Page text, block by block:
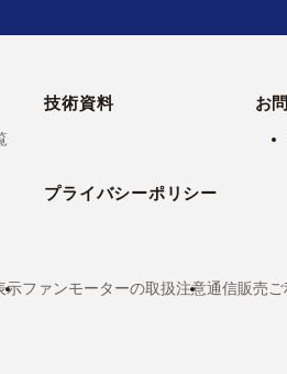
技術資料 お
プライバシーポリシー
示ファンモーターの取扱注意通信販売ご